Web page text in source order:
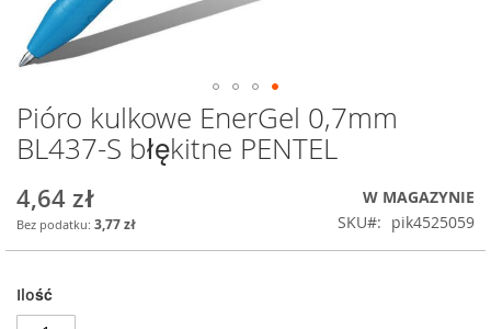
Przejdź
na
początek
Pióro kulkowe EnerGel 0,7mm
BL437-S błękitne PENTEL
4,64 zł
3,77 zł
W MAGAZYNIE
SKU
pik4525059
Ilość